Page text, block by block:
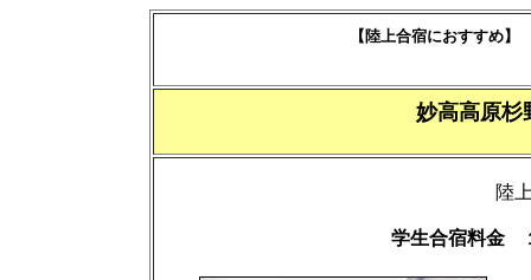
【陸上合宿におすすめ
妙高高原
陸
学生合宿料金